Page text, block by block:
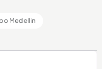
Medellin